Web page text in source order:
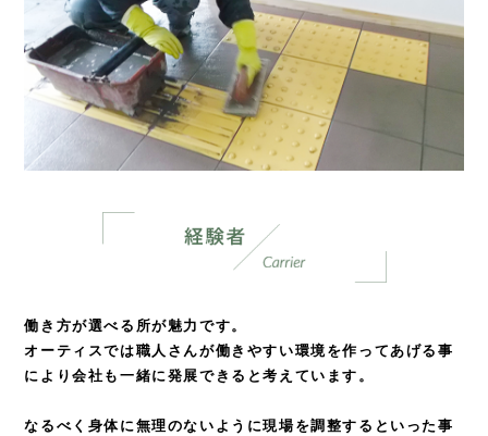
働き方が選べる所が魅力です。
オーティスでは職人さんが働きやすい環境を作ってあげる事
により会社も一緒に発展できると考えています。
なるべく身体に無理のないように現場を調整するといった事